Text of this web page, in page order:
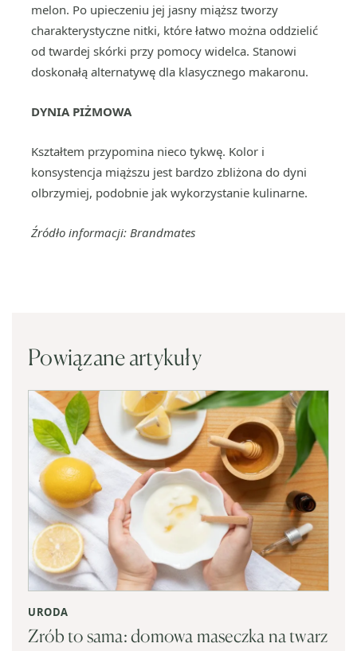
melon. Po upieczeniu jej jasny miąższ tworzy
charakterystyczne nitki, które łatwo można oddzielić
od twardej skórki przy pomocy widelca. Stanowi
doskonałą alternatywę dla klasycznego makaronu.
DYNIA PIŻMOWA
Kształtem przypomina nieco tykwę. Kolor i
konsystencja miąższu jest bardzo zbliżona do dyni
olbrzymiej, podobnie jak wykorzystanie kulinarne.
Źródło informacji: Brandmates
Powiązane artykuły
URODA
Zrób to sama: domowa maseczka na twarz